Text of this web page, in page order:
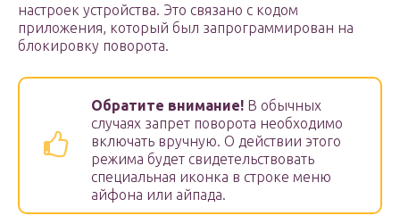
настроек устройства. Это связано с кодом
приложения, который был запрограммирован на
блокировку поворота.
Обратите внимание! В обычных
случаях запрет поворота необходимо
включать вручную. О действии этого
режима будет свидетельствовать
специальная иконка в строке меню
айфона или айпада.